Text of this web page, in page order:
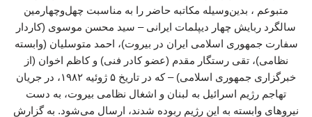
متبوعم ، بدین‌وسیله مکاتبه حاضر را به مناسبت چهل‌وچهارمین
سالگرد ربایش چهار دیپلمات ایرانی – سید محسن موسوی (کاردار
سفارت جمهوری اسلامی ایران در بیروت)، احمد متوسلیان (وابسته
نظامی)، تقی رستگار مقدم (عضو کادر فنی) و کاظم اخوان (از
خبرگزاری جمهوری اسلامی) – که در تاریخ ۵ ژوئیه ۱۹۸۲، در جریان
تهاجم رژیم اسرائیل به لبنان و اشغال نظامی بیروت، به دست
نیروهای وابسته به این رژیم ربوده شدند، ارسال می‌شود. به گزارش